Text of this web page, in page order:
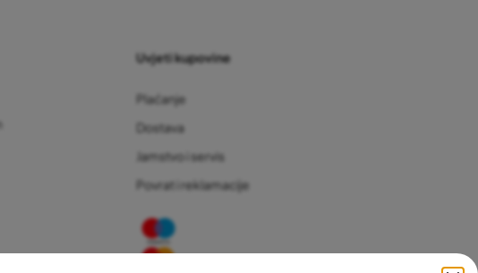
Uvjeti kupovine
Plaćanje
Dostava
Jamstvo i servis
Povrat i reklamacije